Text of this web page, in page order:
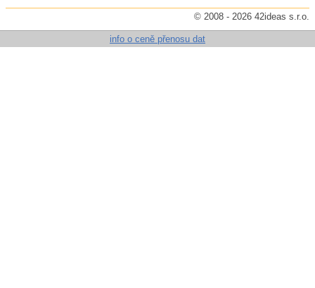
© 2008 - 2026 42ideas s.r.o.
info o ceně přenosu dat